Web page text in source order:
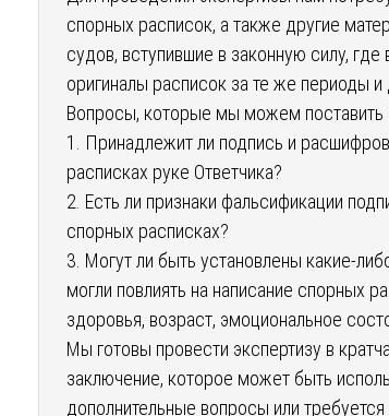
спорных расписок, а также другие
судов, вступившие в законную силу, где
оригиналы расписок за те же периоды и
Вопросы, которые мы можем поставить
1. Принадлежит ли подпись и
расписках руке Ответчика?
2. Есть ли признаки фальсификации
спорных расписках?
3. Могут ли быть установлены какие-
могли повлиять на написание спорных
здоровья, возраст, эмоциональное
Мы готовы провести экспертизу в
заключение, которое может быть
дополнительные вопросы или